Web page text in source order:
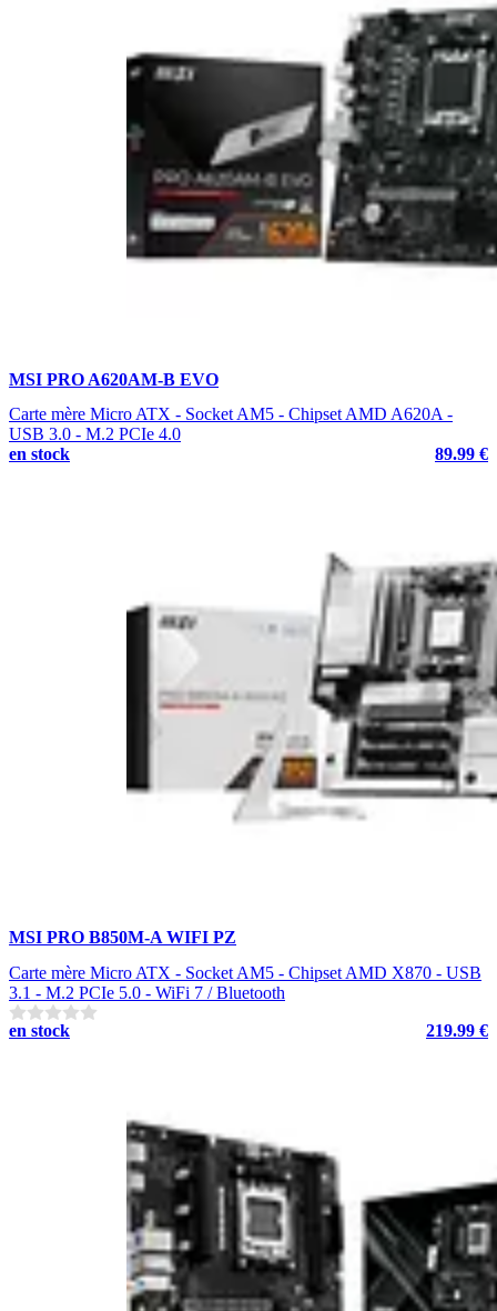
MSI PRO A620AM-B EVO
Carte mère Micro ATX - Socket AM5 - Chipset AMD A620A -
USB 3.0 - M.2 PCIe 4.0
en stock
89.99 €
MSI PRO B850M-A WIFI PZ
Carte mère Micro ATX - Socket AM5 - Chipset AMD X870 - USB
3.1 - M.2 PCIe 5.0 - WiFi 7 / Bluetooth
en stock
219.99 €